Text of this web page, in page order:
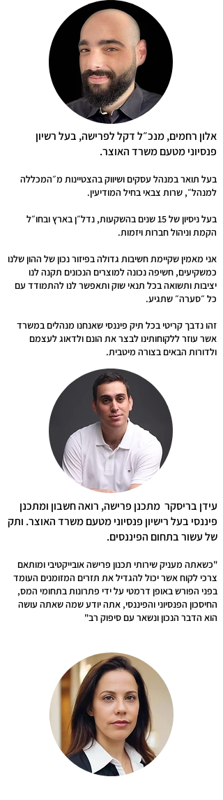
אלון רחמים, מנכ״ל דקל לפרישה, בעל רשיון
פנסיוני מטעם משרד האוצר.
בעל תואר במנהל עסקים ושיווק בהצטיינות מ״המכללה
למנהל״, שרות צבאי בחיל המודיעין.
בעל ניסיון של 15 שנים בהשקעות, נדל״ן בארץ ובחו״ל
הקמת וניהול חברות ויזמות.
אני מאמין שקיימת חשיבות גדולה בפיזור נכון של ההון שלנו
כמשקיעים, חשיפה נכונה למוצרים הנכונים תקנה לנו
יציבות ותשואה בכל תנאי שוק ותאפשר לנו להתמודד עם
כל ״סערה״ שתגיע.
זהו נדבך קריטי בכל תיק פיננסי שאנחנו מנהלים במשרד
אשר עוזר ללקוחותינו לבצר את הונם ולדאוג לעצמם
ולדורות הבאים בצורה מיטבית.
עידן בריסקר מתכנן פרישה, רואה חשבון ומתכנן
פיננסי בעל רישיון פנסיוני מטעם משרד האוצר. ותק
של עשור בתחום הפיננסים.
"כשאתה מעניק שירותי תכנון פרישה אובייקטיבי ומותאם
צרכי לקוח אשר יכול להגדיל את תזרים המזומנים העומד
בפני הפורש באופן דרמטי על ידי פתרונות בתחומי המס,
החיסכון הפנסיוני והפיננסי, אתה יודע שמה שאתה עושה
הוא הדבר הנכון ונשאר עם סיפוק רב"